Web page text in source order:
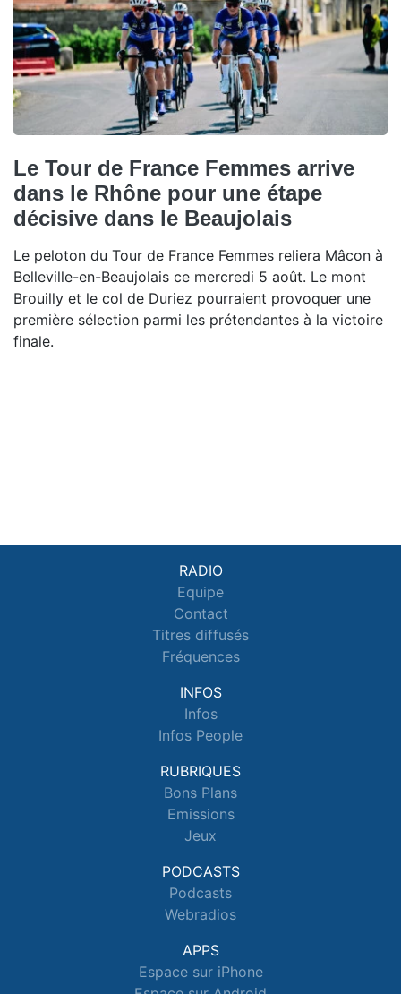
Le Tour de France Femmes arrive
dans le Rhône pour une étape
décisive dans le Beaujolais
Le peloton du Tour de France Femmes reliera Mâcon à
Belleville-en-Beaujolais ce mercredi 5 août. Le mont
Brouilly et le col de Duriez pourraient provoquer une
première sélection parmi les prétendantes à la victoire
finale.
RADIO
Equipe
Contact
Titres diffusés
Fréquences
INFOS
Infos
Infos People
RUBRIQUES
Bons Plans
Emissions
Jeux
PODCASTS
Podcasts
Webradios
APPS
Espace sur iPhone